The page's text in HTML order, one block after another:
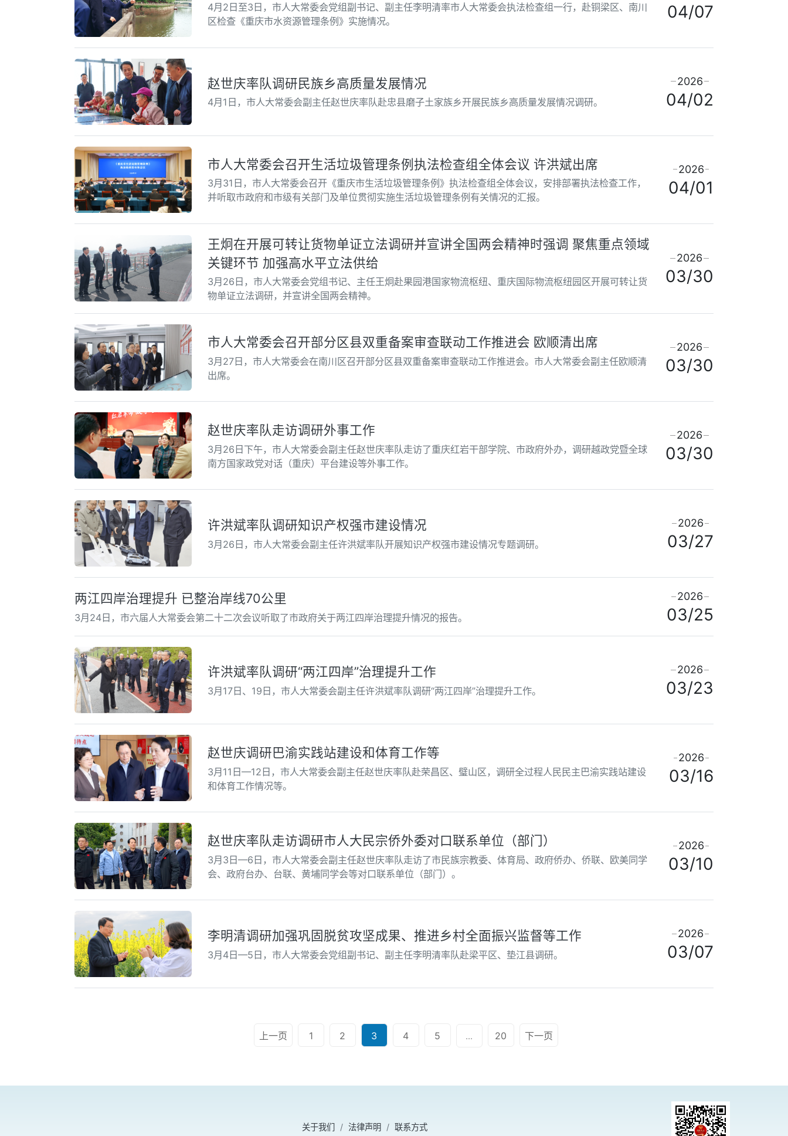
4月2日至3日，市人大常委会党组副书记、副主任李明清率市人大常委会执法检查组一行，赴铜梁区、南川
区检查《重庆市水资源管理条例》实施情况。
04/07
赵世庆率队调研民族乡高质量发展情况
4月1日，市人大常委会副主任赵世庆率队赴忠县磨子土家族乡开展民族乡高质量发展情况调研。
2026
04/02
市人大常委会召开生活垃圾管理条例执法检查组全体会议 许洪斌出席
3月31日，市人大常委会召开《重庆市生活垃圾管理条例》执法检查组全体会议，安排部署执法检查工作，
并听取市政府和市级有关部门及单位贯彻实施生活垃圾管理条例有关情况的汇报。
2026
04/01
王炯在开展可转让货物单证立法调研并宣讲全国两会精神时强调 聚焦重点领域
关键环节 加强高水平立法供给
3月26日，市人大常委会党组书记、主任王炯赴果园港国家物流枢纽、重庆国际物流枢纽园区开展可转让货
物单证立法调研，并宣讲全国两会精神。
2026
03/30
市人大常委会召开部分区县双重备案审查联动工作推进会 欧顺清出席
3月27日，市人大常委会在南川区召开部分区县双重备案审查联动工作推进会。市人大常委会副主任欧顺清
出席。
2026
03/30
赵世庆率队走访调研外事工作
3月26日下午，市人大常委会副主任赵世庆率队走访了重庆红岩干部学院、市政府外办，调研越政党暨全球
南方国家政党对话（重庆）平台建设等外事工作。
2026
03/30
许洪斌率队调研知识产权强市建设情况
3月26日，市人大常委会副主任许洪斌率队开展知识产权强市建设情况专题调研。
2026
03/27
两江四岸治理提升 已整治岸线70公里
3月24日，市六届人大常委会第二十二次会议听取了市政府关于两江四岸治理提升情况的报告。
2026
03/25
许洪斌率队调研“两江四岸”治理提升工作
3月17日、19日，市人大常委会副主任许洪斌率队调研“两江四岸”治理提升工作。
2026
03/23
赵世庆调研巴渝实践站建设和体育工作等
3月11日—12日，市人大常委会副主任赵世庆率队赴荣昌区、璧山区，调研全过程人民民主巴渝实践站建设
和体育工作情况等。
2026
03/16
赵世庆率队走访调研市人大民宗侨外委对口联系单位（部门）
3月3日—6日，市人大常委会副主任赵世庆率队走访了市民族宗教委、体育局、政府侨办、侨联、欧美同学
会、政府台办、台联、黄埔同学会等对口联系单位（部门）。
2026
03/10
李明清调研加强巩固脱贫攻坚成果、推进乡村全面振兴监督等工作
3月4日—5日，市人大常委会党组副书记、副主任李明清率队赴梁平区、垫江县调研。
2026
03/07
上一页 1 2 3 4 5 ... 20 下一页
关于我们 法律声明 联系方式